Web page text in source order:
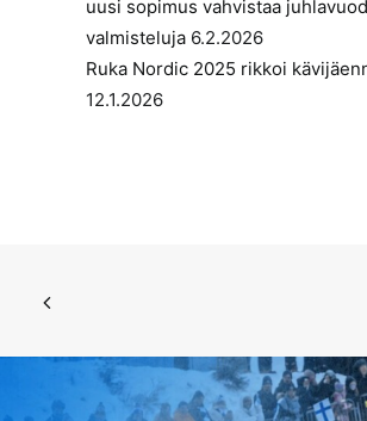
uusi sopimus vahvistaa
valmisteluja 6.2.2026
Ruka Nordic 2025 rikkoi
12.1.2026